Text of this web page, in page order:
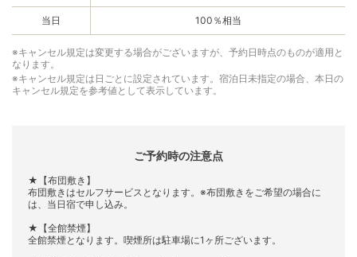
当日 100％相当
※キャンセル規定は変更する場合がございますが、予約日時点のものが適用と
なります。
※キャンセル規定は日ごとに設定されています。宿泊日未指定の場合、本日の
キャンセル規定を参考値として表示しています。
ご予約時の注意点
★【布団敷き】
布団敷きはセルフサービスとなります。※布団敷きをご希望の場合に
は、当日宿で申し込み。
★【全館禁煙】
全館禁煙となります。喫煙所は駐車場に1ヶ所ございます。